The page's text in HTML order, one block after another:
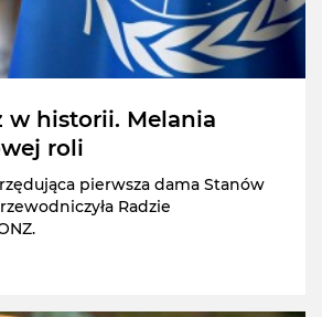
w historii. Melania
roli
pierwsza dama Stanów
Radzie